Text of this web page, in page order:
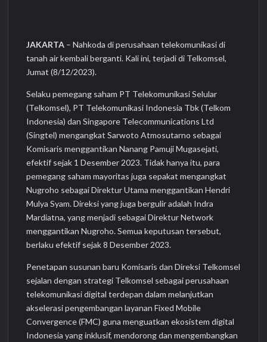
JAKARTA – Nahkoda di perusahaan telekomunikasi di
tanah air kembali berganti. Kali ini, terjadi di Telkomsel,
Jumat (8/12/2023).
Selaku pemegang saham PT Telekomunikasi Selular
(Telkomsel), PT Telekomunikasi Indonesia Tbk (Telkom
Indonesia) dan Singapore Telecommunications Ltd
(Singtel) mengangkat Sarwoto Atmosutarno sebagai
Komisaris menggantikan Nanang Pamuji Mugasejati,
efektif sejak 1 Desember 2023. Tidak hanya itu, para
pemegang saham mayoritas juga sepakat mengangkat
Nugroho sebagai Direktur Utama menggantikan Hendri
Mulya Syam. Direksi yang juga bergulir adalah Indra
Mardiatna, yang menjadi sebagai Direktur Network
menggantikan Nugroho. Semua keputusan tersebut,
berlaku efektif sejak 8 Desember 2023.
Penetapan susunan baru Komisaris dan Direksi Telkomsel
sejalan dengan strategi Telkomsel sebagai perusahaan
telekomunikasi digital terdepan dalam melanjutkan
akselerasi pengembangan layanan Fixed Mobile
Convergence (FMC) guna menguatkan ekosistem digital
Indonesia yang inklusif, mendorong dan mengembangkan